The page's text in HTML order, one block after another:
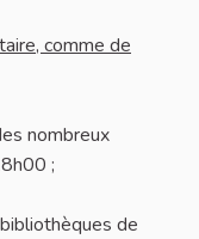
comme de
nombreux
;
de